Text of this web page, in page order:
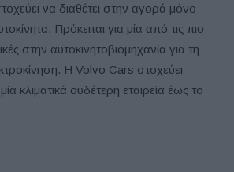
να διαθέτει στην αγορά μόνο
Πρόκειται για μία από τις πιο
στην αυτοκινητοβιομηχανία για τη
Η Volvo Cars στοχεύει
κλιματικά ουδέτερη εταιρεία έως το